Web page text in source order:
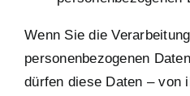
Wenn Sie die
personenbezogenen
dürfen diese Daten – von